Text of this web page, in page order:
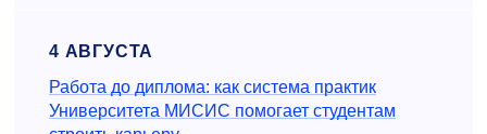
4 АВГУСТА
Работа до диплома: как система практик
Университета МИСИС помогает студентам